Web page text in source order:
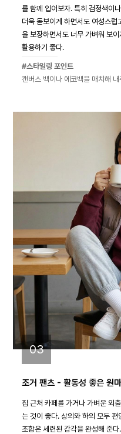
를 함께 입어보자. 특히 검정색이
더욱 돋보이게 하면서도 여성스
을 보장하면서도 너무 가벼워 보
활용하기 좋다.
#스타일링 포인트
캔버스 백이나 에코백을 매치해 내
03
조거 팬츠 - 활동성 좋은 원
집 근처 카페를 가거나 가벼운 외
는 것이 좋다. 상의와 하의 모두
조합은 세련된 감각을 완성해 준